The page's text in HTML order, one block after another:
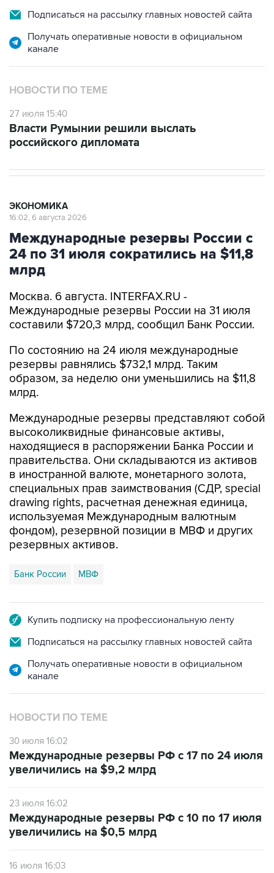
Подписаться на рассылку главных новостей сайта
Получать оперативные новости в официальном
канале
НОВОСТИ ПО ТЕМЕ
27 июля 15:40
Власти Румынии решили выслать
российского дипломата
ЭКОНОМИКА
16:02, 6 августа 2026
Международные резервы России с
24 по 31 июля сократились на $11,8
млрд
Москва. 6 августа. INTERFAX.RU -
Международные резервы России на 31 июля
составили $720,3 млрд, сообщил Банк России.
По состоянию на 24 июля международные
резервы равнялись $732,1 млрд. Таким
образом, за неделю они уменьшились на $11,8
млрд.
Международные резервы представляют собой
высоколиквидные финансовые активы,
находящиеся в распоряжении Банка России и
правительства. Они складываются из активов
в иностранной валюте, монетарного золота,
специальных прав заимствования (СДР, special
drawing rights, расчетная денежная единица,
используемая Международным валютным
фондом), резервной позиции в МВФ и других
резервных активов.
Банк России МВФ
Купить подписку на профессиональную ленту
Подписаться на рассылку главных новостей сайта
Получать оперативные новости в официальном
канале
НОВОСТИ ПО ТЕМЕ
30 июля 16:02
Международные резервы РФ с 17 по 24 июля
увеличились на $9,2 млрд
23 июля 16:02
Международные резервы РФ с 10 по 17 июля
увеличились на $0,5 млрд
16 июля 16:03